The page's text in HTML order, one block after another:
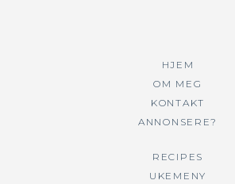
HJEM
OM MEG
KONTAKT
ANNONSERE?
RECIPES
UKEMENY